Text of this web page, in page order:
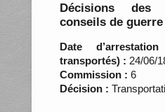
Décisions des
conseils de guerre
Date
transportés) : 24/06/
Commission : 6
Décision :